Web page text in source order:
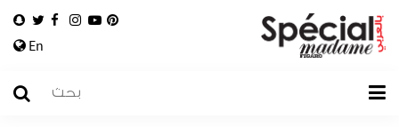
En